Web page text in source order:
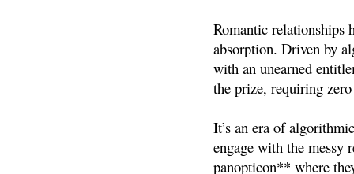
Romantic relationships
absorption. Driven by
with an unearned
the prize, requiring
It’s an era of
engage with the
panopticon** where